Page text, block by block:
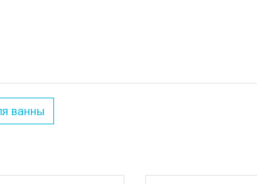
а классический дизайн позволяет
ванны